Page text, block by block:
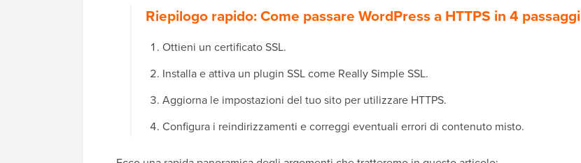
Riepilogo rapido: Come passare WordPress a HTTPS in 4 passaggi
Ottieni un certificato SSL.
Installa e attiva un plugin SSL come Really Simple SSL.
Aggiorna le impostazioni del tuo sito per utilizzare HTTPS.
Configura i reindirizzamenti e correggi eventuali errori di contenuto misto.